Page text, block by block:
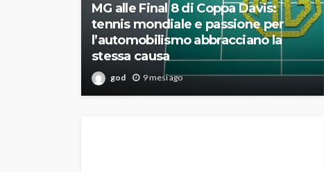
MG alle Final 8 di Coppa Davis:
tennis mondiale e passione per
l’automobilismo abbracciano la
stessa causa
god 9 mesi ago